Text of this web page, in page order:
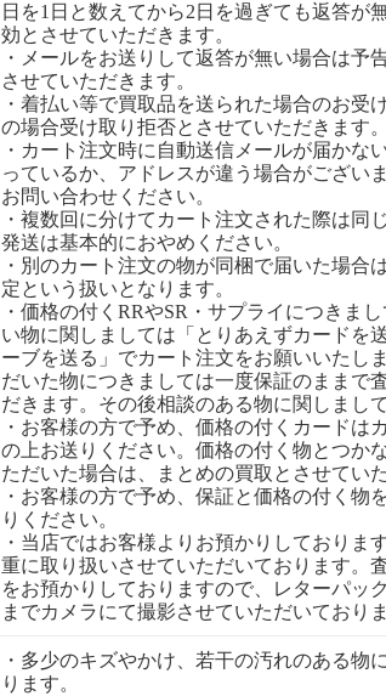
日を1日と数えてから2日を過ぎても返答が
効とさせていただきます。
・メールをお送りして返答が無い場合は予
させていただきます。
・着払い等で買取品を送られた場合のお受
の場合受け取り拒否とさせていただきます。
・カート注文時に自動送信メールが届かな
っているか、アドレスが違う場合がござい
お問い合わせください。
・複数回に分けてカート注文された際は同
発送は基本的におやめください。
・別のカート注文の物が同梱で届いた場合
定という扱いとなります。
・価格の付くRRやSR・サプライにつきま
い物に関しましては「とりあえずカードを
ーブを送る」でカート注文をお願いいたし
だいた物につきましては一度保証のままで
だきます。その後相談のある物に関しまし
・お客様の方で予め、価格の付くカードは
の上お送りください。価格の付く物とつか
ただいた場合は、まとめの買取とさせてい
・お客様の方で予め、保証と価格の付く物
りください。
・当店ではお客様よりお預かりしておりま
重に取り扱いさせていただいております。
をお預かりしておりますので、レターパッ
までカメラにて撮影させていただいておりま
・多少のキズやかけ、若干の汚れのある物
ります。